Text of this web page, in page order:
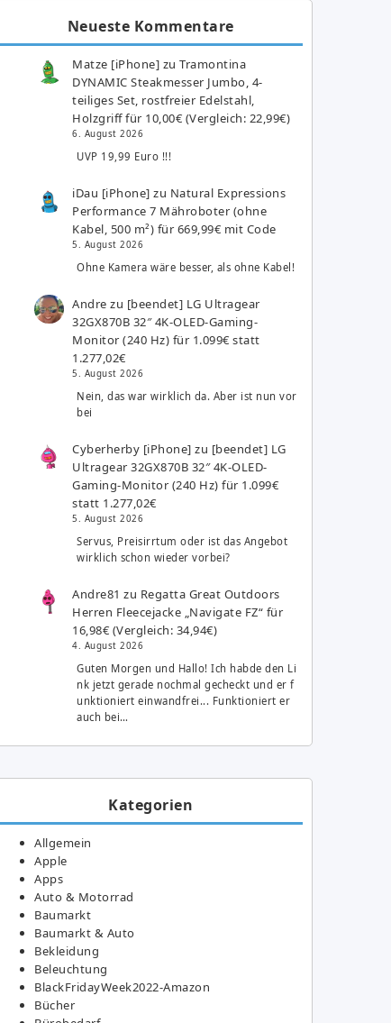
Neueste Kommentare
Matze [iPhone] zuTramontina
DYNAMIC Steakmesser Jumbo, 4-
teiliges Set, rostfreier Edelstahl,
Holzgriff für 10,00€ (Vergleich: 22,99€)
6. August 2026
UVP 19,99 Euro !!!
iDau [iPhone] zu Natural Expressions
Performance 7 Mähroboter (ohne
Kabel, 500 m²) für 669,99€ mit Code
5. August 2026
Ohne Kamera wäre besser, als ohne Kabel!
Andre zu [beendet] LG Ultragear
32GX870B 32″ 4K-OLED-Gaming-
Monitor (240 Hz) für 1.099€ statt
1.277,02€
5. August 2026
Nein, das war wirklich da. Aber ist nun vor
bei
Cyberherby [iPhone] zu [beendet] LG
Ultragear 32GX870B 32″ 4K-OLED-
Gaming-Monitor (240 Hz) für 1.099€
statt 1.277,02€
5. August 2026
Servus, Preisirrtum oder ist das Angebot
wirklich schon wieder vorbei?
Andre81 zu Regatta Great Outdoors
Herren Fleecejacke „Navigate FZ“ für
16,98€ (Vergleich: 34,94€)
4. August 2026
Guten Morgen und Hallo! Ich habde den Li
nk jetzt gerade nochmal gecheckt und er f
unktioniert einwandfrei... Funktioniert er
auch bei…
Kategorien
Allgemein
Apple
Apps
Auto & Motorrad
Baumarkt
Baumarkt & Auto
Bekleidung
Beleuchtung
BlackFridayWeek2022-Amazon
Bücher